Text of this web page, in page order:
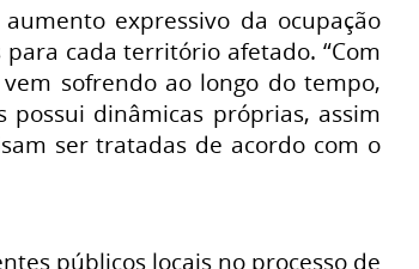
expressivo da ocupação
cada território afetado. “Com
sofrendo ao longo do tempo,
dinâmicas próprias, assim
ser tratadas de acordo com o
públicos locais no processo de